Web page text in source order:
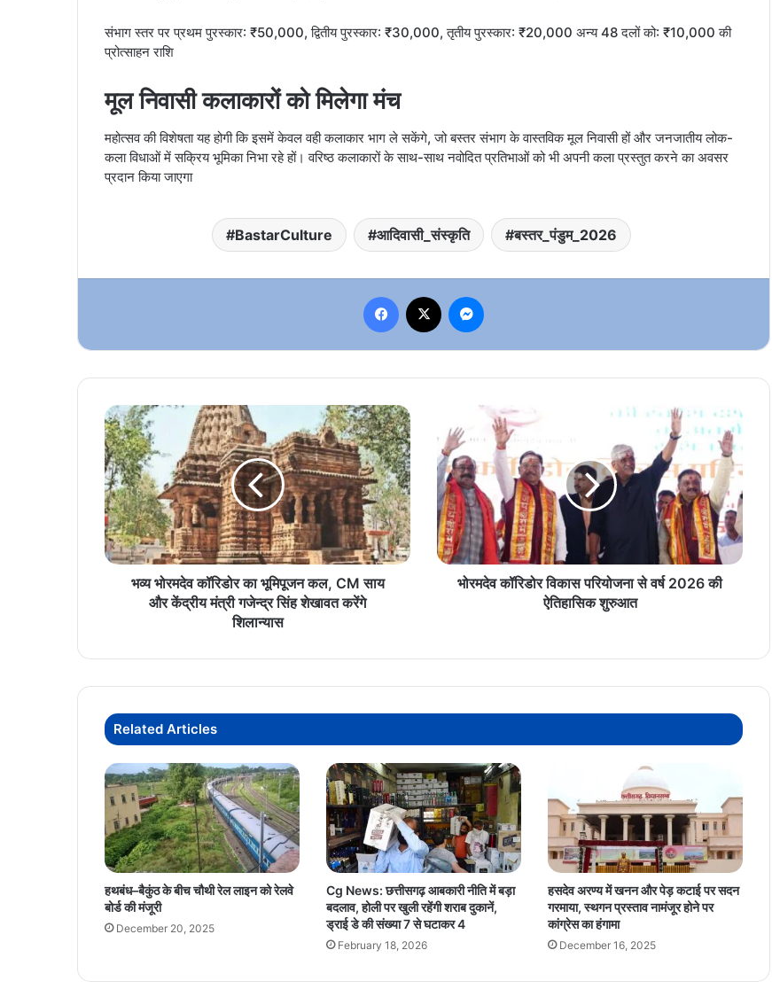
संभाग स्तर पर प्रथम पुरस्कार: ₹50,000, द्वितीय पुरस्कार: ₹30,000, तृतीय पुरस्कार: ₹20,000 अन्य 48 दलों को: ₹10,000 की
प्रोत्साहन राशि
मूल निवासी कलाकारों को मिलेगा मंच
महोत्सव की विशेषता यह होगी कि इसमें केवल वही कलाकार भाग ले सकेंगे, जो बस्तर संभाग के वास्तविक मूल निवासी हों और जनजातीय लोक-
कला विधाओं में सक्रिय भूमिका निभा रहे हों। वरिष्ठ कलाकारों के साथ-साथ नवोदित प्रतिभाओं को भी अपनी कला प्रस्तुत करने का अवसर
प्रदान किया जाएगा
BastarCulture आदिवासी_संस्कृति बस्तर_पंडुम_2026
Facebook
भव्य
भोरमदेव
कॉरिडोर
का
भूमिपूजन
कल,
CM
साय
और
केंद्रीयभव्य भोरमदेव कॉरिडोर का भूमिपूजन कल, CM साय
और केंद्रीय मंत्री गजेन्द्र सिंह शेखावत करेंगे
शिलान्यास
कॉरिडोर
विकास
परियोजना
से
वर्ष
2026
की
ऐतिहासिक
शुरुआतभोरमदेव कॉरिडोर विकास परियोजना से वर्ष 2026 की
ऐतिहासिक शुरुआत
Related Articles
हथबंध–बैकुंठ के बीच चौथी रेल लाइन को रेलवे
बोर्ड की मंजूरी
December 20, 2025
Cg News: छत्तीसगढ़ आबकारी नीति में बड़ा
बदलाव, होली पर खुली रहेंगी शराब दुकानें,
ड्राई डे की संख्या 7 से घटाकर 4
February 18, 2026
हसदेव अरण्य में खनन और पेड़ कटाई पर सदन
गरमाया, स्थगन प्रस्ताव नामंजूर होने पर
कांग्रेस का हंगामा
December 16, 2025